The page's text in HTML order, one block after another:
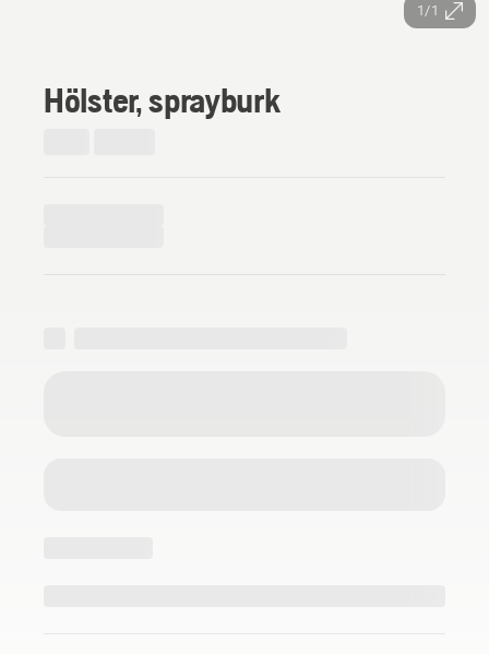
1/1
Hölster, sprayburk